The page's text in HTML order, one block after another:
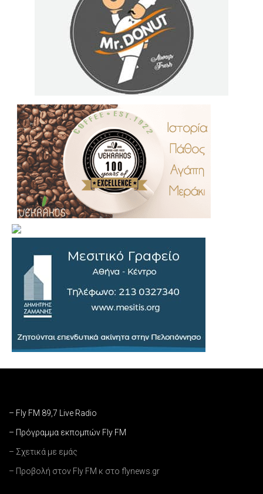
– Fly FM 89,7 Live Radio
– Πρόγραμμα εκπομπών Fly FM
– Σχετικά με εμάς
– Προβολή στον Fly FM κ στο flynews.gr